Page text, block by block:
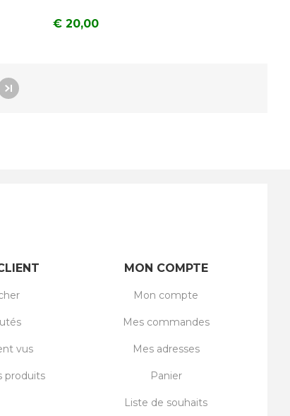
€ 20,00
MON COMPTE
Mon compte
Mes commandes
Mes adresses
Panier
Liste de souhaits
vus
produits